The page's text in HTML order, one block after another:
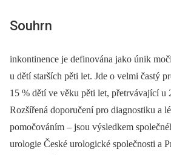
Souhrn
inkontinence je definována jako únik
u dětí starších pěti let. Jde o velmi častý
15 % dětí ve věku pěti let, přetrvávající u
Rozšířená doporučení pro diagnostiku a
pomočováním –⁠ jsou výsledkem
urologie České urologické společnosti a